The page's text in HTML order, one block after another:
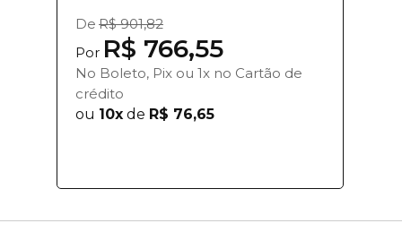
De R$ 901,82
Por R$ 766,55
No Boleto, Pix ou 1x no Cartão de
crédito
ou 10x de R$ 76,65